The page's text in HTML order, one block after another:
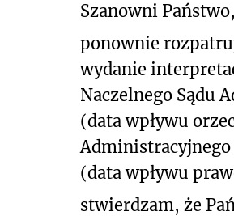
Szanowni Państwo,
ponownie
wydanie
Naczelnego Sądu
(data wpływu
Administracyjnego
(data wpływu
stwierdzam, że